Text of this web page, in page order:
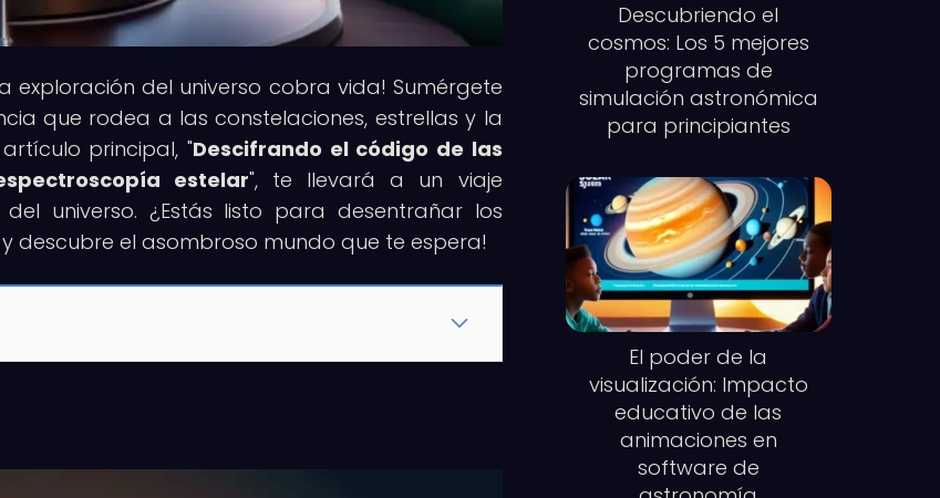
exploración del universo cobra vida! Sumérgete
que rodea a las constelaciones, estrellas y la
principal, "Descifrando el código de las
estelar", te llevará a un viaje
universo. ¿Estás listo para desentrañar los
descubre el asombroso mundo que te espera!
Descubriendo el
cosmos: Los 5 mejores
programas de
simulación astronómica
para principiantes
El poder de la
visualización: Impacto
educativo de las
animaciones en
software de